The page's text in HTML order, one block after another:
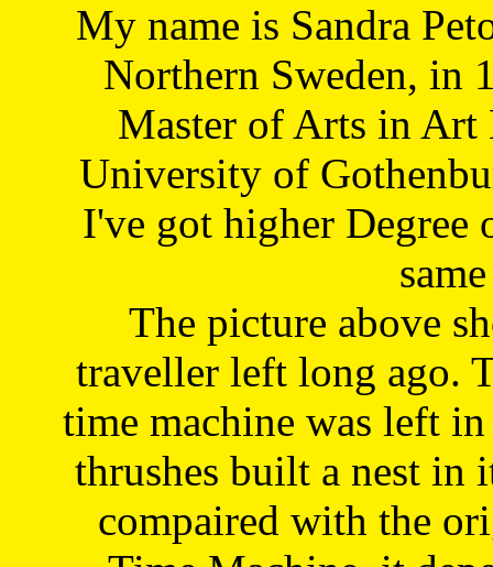
My name is Sandra
Northern Sweden, in
Master of Arts in Art
University of
I've got higher Degree
The picture above
traveller left long ago.
time machine was left
thrushes built a nest in
compaired with the